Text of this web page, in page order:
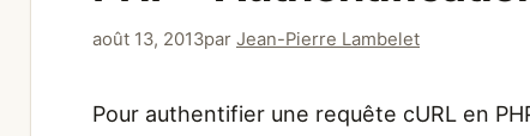
août 13, 2013par Jean-Pierre Lambelet
Pour authentifier une requête cURL en